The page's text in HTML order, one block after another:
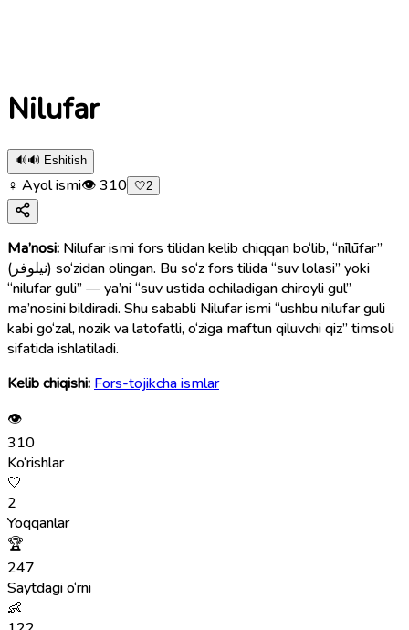
Nilufar
🔊🔊 Eshitish
♀ Ayol ismi👁310 🤍2
Ma’nosi: Nilufar ismi fors tilidan kelib chiqqan bo‘lib, “nīlūfar”
(نیلوفر) so‘zidan olingan. Bu so‘z fors tilida “suv lolasi” yoki
“nilufar guli” — ya’ni “suv ustida ochiladigan chiroyli gul”
ma’nosini bildiradi. Shu sababli Nilufar ismi “ushbu nilufar guli
kabi go‘zal, nozik va latofatli, o‘ziga maftun qiluvchi qiz” timsoli
sifatida ishlatiladi.
Kelib chiqishi: Fors-tojikcha ismlar
👁
310
Ko‘rishlar
🤍
2
Yoqqanlar
🏆
247
Saytdagi o‘rni
👶